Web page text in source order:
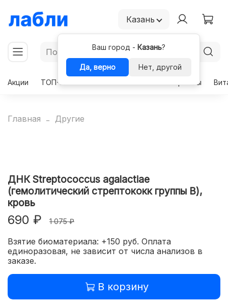
Казань
Ваш город - Казань?
Да, верно
Нет, другой
Акции
ТОП-50 Гормоны
Главная Другие
ДНК Streptococcus agalactiae
(гемолитический стрептококк группы В),
кровь
690 ₽ 1 075 ₽
Взятие биоматериала: +150 руб. Оплата
единоразовая, не зависит от числа анализов в
заказе.
В корзину